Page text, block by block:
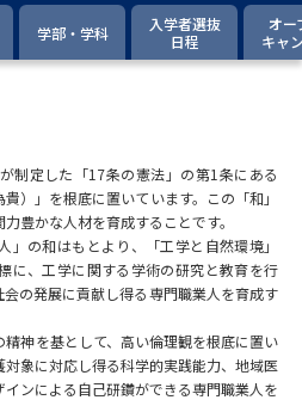
大学院の資料請求
大学入学共通テスト「受験案
内」の請求
高等学校卒業程度認定試験
小学校教員資格認定試験
学部・学科
入学者選抜
日程
オー
キャ
制定した「17条の憲法」の第1条にある
）」を根底に置いています。この「和」
豊かな人材を育成することです。
の和はもとより、「工学と自然環境」
に、工学に関する学術の研究と教育を行
の発展に貢献し得る専門職業人を育成す
神を基として、高い倫理観を根底に置い
象に対応し得る科学的実践能力、地域医
ンによる自己研鑽ができる専門職業人を